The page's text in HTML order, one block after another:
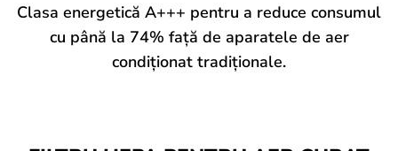
Clasa energetică A+++ pentru a reduce consumul
cu până la 74% față de aparatele de aer
condiționat tradiționale.